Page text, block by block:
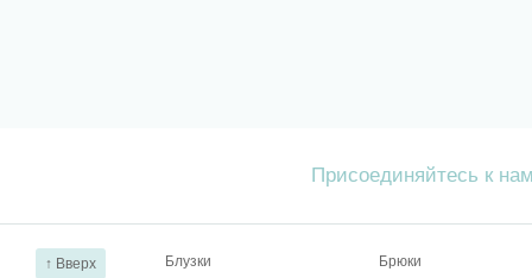
Присоединяйтесь к
↑ Вверх Блузки
Брюки